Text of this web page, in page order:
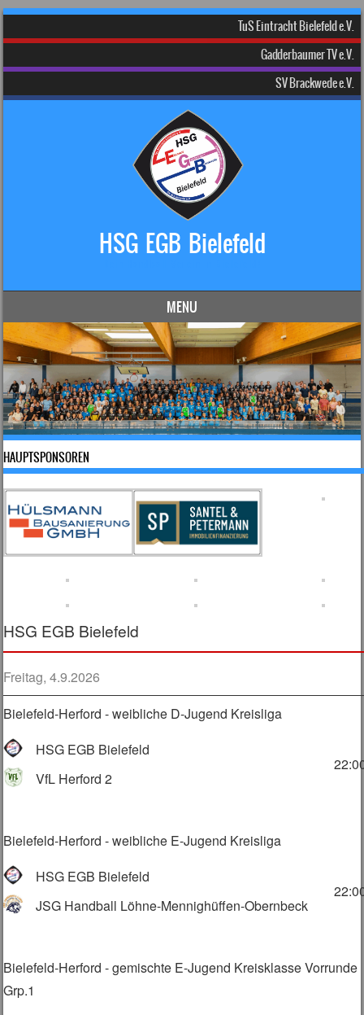
TuS Eintracht Bielefeld e.V.
Gadderbaumer TV e.V.
SV Brackwede e.V.
HSG EGB Bielefeld
MENU
Skip to content
HAUPTSPONSOREN
HSG EGB Bielefeld
Freitag, 4.9.2026
Bielefeld-Herford - weibliche D-Jugend Kreisliga
HSG EGB Bielefeld
VfL Herford 2
Bielefeld-Herford - weibliche E-Jugend Kreisliga
HSG EGB Bielefeld
JSG Handball Löhne-Mennighüffen-Obernbeck
Bielefeld-Herford - gemischte E-Jugend Kreisklasse Vorrunde
Grp.1